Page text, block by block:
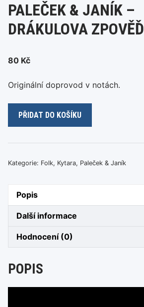
PALEČEK & JANÍK –
DRÁKULOVA ZPOVĚĎ
80 Kč
Originální doprovod v notách.
Paleček
-
Drákulova
PŘIDAT DO KOŠÍKU
Kategorie: Folk, Kytara, Paleček & Janík
Popis
Další informace
Hodnocení (0)
POPIS